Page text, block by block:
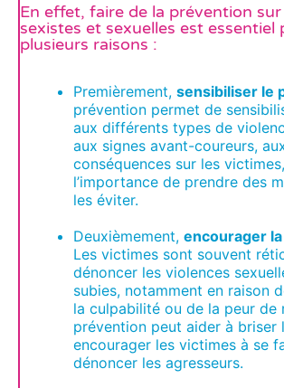
En effet, faire de la prévention
sexistes et sexuelles est essentiel
plusieurs raisons :
Premièrement, sensibiliser le
prévention permet de
aux différents types de
aux signes avant-coureurs,
conséquences sur les
l’importance de prendre des
les éviter.
Deuxièmement, encourager
Les victimes sont souvent
dénoncer les violences
subies, notamment en raison
la culpabilité ou de la peur de
prévention peut aider à briser
encourager les victimes à se
dénoncer les agresseurs.